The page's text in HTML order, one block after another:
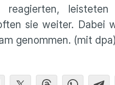
reagierten,
sie weiter. Dabei
genommen. (mit dpa)